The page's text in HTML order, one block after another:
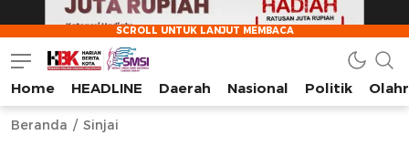
HarianBeritaKota
Mengabarkan Setiap Detil, Sudut, dan Cerita Kota
Home HEADLINE Daerah Nasional Politik
Beranda Sinjai